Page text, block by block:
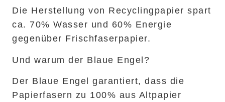
Die Herstellung von Recyclingpapier spart
ca. 70% Wasser und 60% Energie
gegenüber Frischfaserpapier.
Und warum der Blaue Engel?
Der Blaue Engel garantiert, dass die
Papierfasern zu 100% aus Altpapier